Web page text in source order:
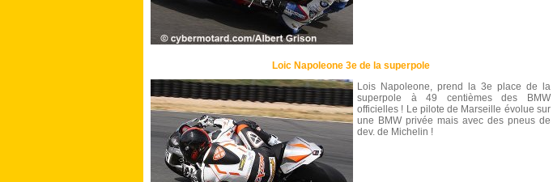
Loic Napoleone 3e de la superpole
Lois Napoleone, prend la 3e place de la
superpole à 49 centièmes des BMW
officielles ! Le pilote de Marseille évolue sur
une BMW privée mais avec des pneus de
dev. de Michelin !